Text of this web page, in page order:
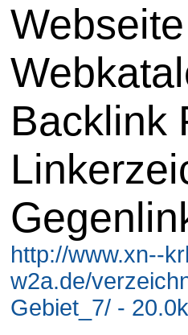
Backlink
http://www.xn--
w2a.de/
Gebiet_7/ -